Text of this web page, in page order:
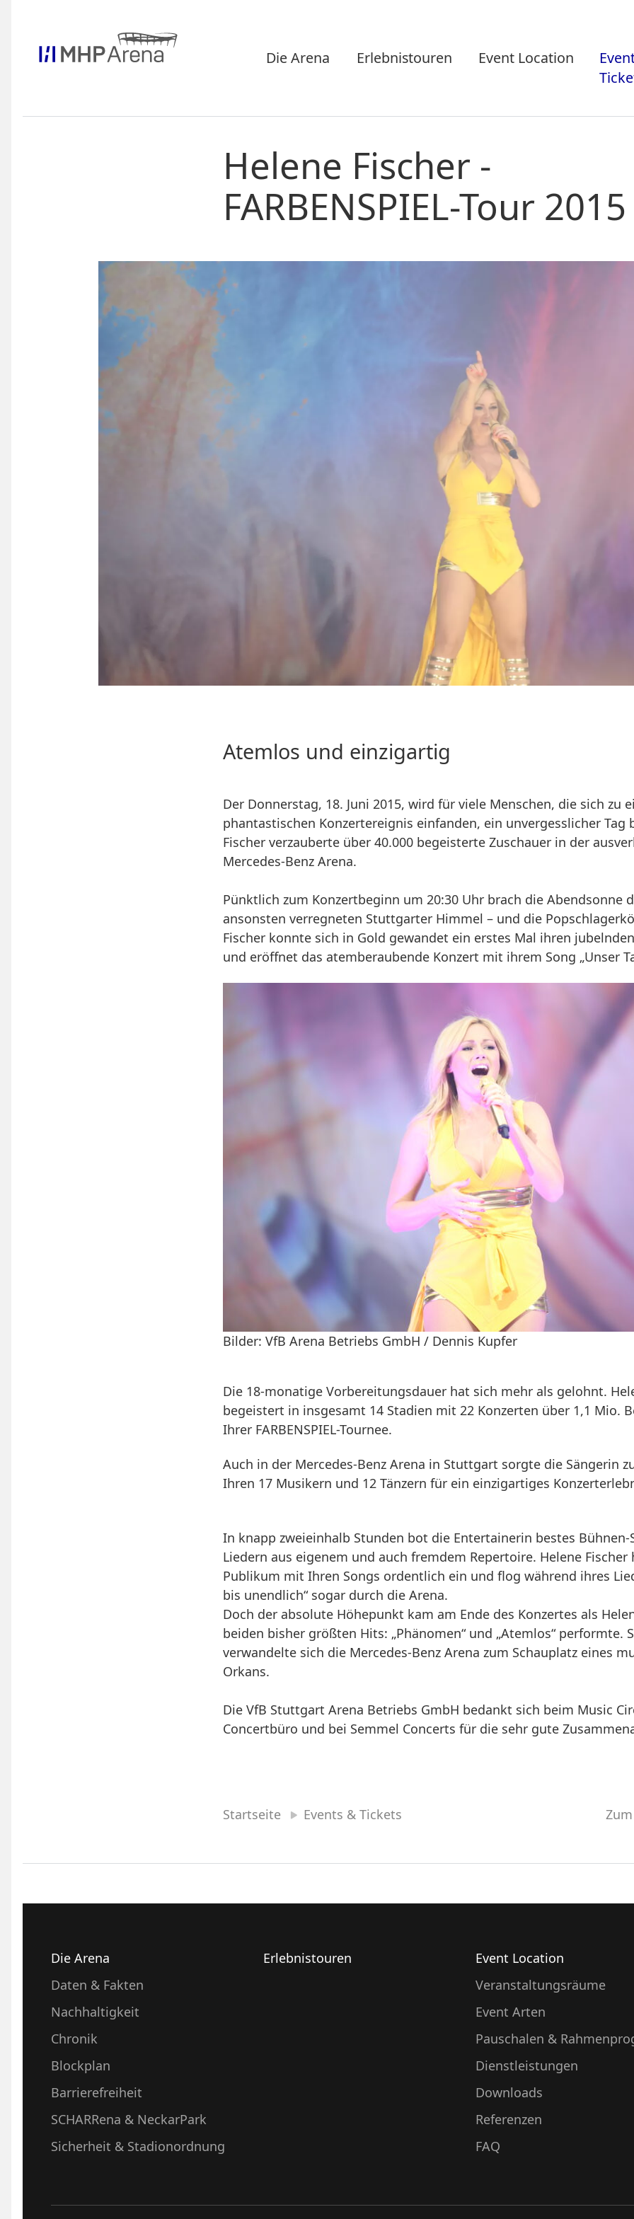
Die Arena Erlebnistouren Event Location
Helene Fischer -
FARBENSPIEL-Tour 2015
Atemlos und einzigartig
Der Donnerstag, 18. Juni 2015, wird für viele Menschen, die sich zu
phantastischen Konzertereignis einfanden, ein unvergesslicher Tag
Fischer verzauberte über 40.000 begeisterte Zuschauer in der
Mercedes-Benz Arena.
Pünktlich zum Konzertbeginn um 20:30 Uhr brach die Abendsonne
ansonsten verregneten Stuttgarter Himmel – und die
Fischer konnte sich in Gold gewandet ein erstes Mal ihren
und eröffnet das atemberaubende Konzert mit ihrem Song „Unser
Bilder: VfB Arena Betriebs GmbH / Dennis Kupfer
Die 18-monatige Vorbereitungsdauer hat sich mehr als gelohnt.
begeistert in insgesamt 14 Stadien mit 22 Konzerten über 1,1 Mio.
Ihrer FARBENSPIEL-Tournee.
Auch in der Mercedes-Benz Arena in Stuttgart sorgte die Sängerin
Ihren 17 Musikern und 12 Tänzern für ein einzigartiges
In knapp zweieinhalb Stunden bot die Entertainerin bestes
Liedern aus eigenem und auch fremdem Repertoire. Helene Fischer
Publikum mit Ihren Songs ordentlich ein und flog während ihres
bis unendlich“ sogar durch die Arena.
Doch der absolute Höhepunkt kam am Ende des Konzertes als
beiden bisher größten Hits: „Phänomen“ und „Atemlos“ performte.
verwandelte sich die Mercedes-Benz Arena zum Schauplatz eines
Orkans.
Die VfB Stuttgart Arena Betriebs GmbH bedankt sich beim Music
Concertbüro und bei Semmel Concerts für die sehr gute
Startseite Events & Tickets
Die Arena
Daten & Fakten
Nachhaltigkeit
Chronik
Blockplan
Barrierefreiheit
SCHARRena & NeckarPark
Sicherheit & Stadionordnung
Erlebnistouren
Event Location
Veranstaltungsräume
Event Arten
Pauschalen &
Dienstleistungen
Downloads
Referenzen
FAQ